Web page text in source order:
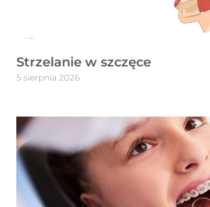
Strzelanie w szczęce
5 sierpnia 2026